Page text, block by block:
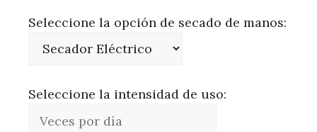
Seleccione la opción de secado de manos:
Seleccione la intensidad de uso: